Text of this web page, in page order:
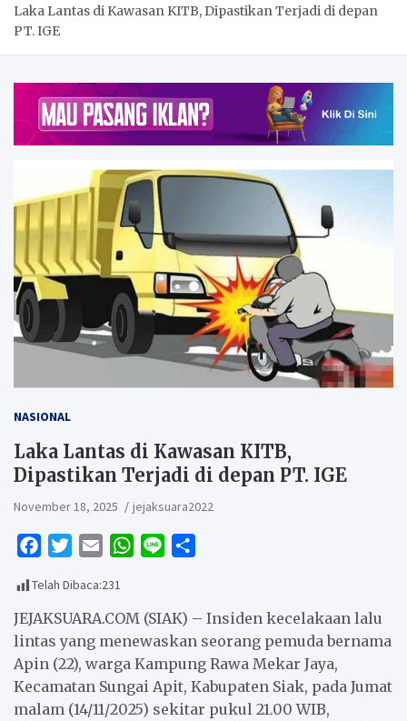
Laka Lantas di Kawasan KITB, Dipastikan Terjadi di depan
PT. IGE
NASIONAL
Laka Lantas di Kawasan KITB,
Dipastikan Terjadi di depan PT. IGE
November 18, 2025 jejaksuara2022
c
e
b
o
o
k
i
t
t
e
r
a
i
l
W
t
s
A
p
p
e
r
e
Telah Dibaca:231
JEJAKSUARA.COM (SIAK) – Insiden kecelakaan lalu
lintas yang menewaskan seorang pemuda bernama
Apin (22), warga Kampung Rawa Mekar Jaya,
Kecamatan Sungai Apit, Kabupaten Siak, pada Jumat
malam (14/11/2025) sekitar pukul 21.00 WIB,